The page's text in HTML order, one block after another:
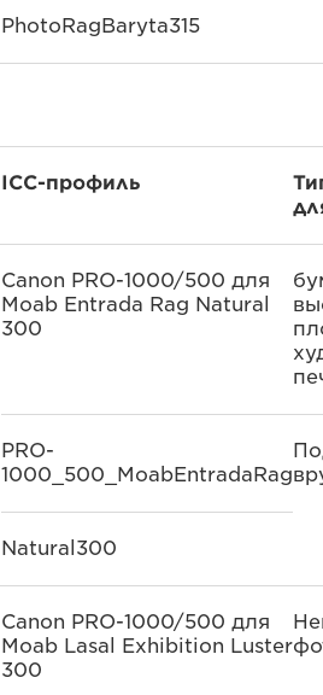
PhotoRagBaryta315
ICC-профиль
Canon PRO-1000/500 для
Moab Entrada Rag Natural
300
PRO-
1000_500_MoabEntradaRag
Natural300
Canon PRO-1000/500 для
Moab Lasal Exhibition Luster
300